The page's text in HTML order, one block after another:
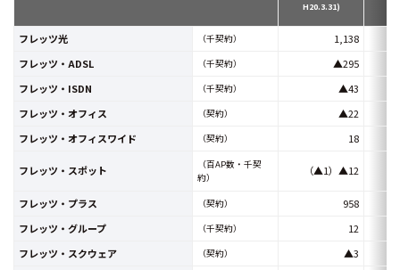
H20.3.31)
フレッツ光 （千契約）
1,138
フレッツ・ADSL
（千契約）
▲295
フレッツ・ISDN
（千契約）
▲43
フレッツ・オフィス
（契約）
▲22
フレッツ・オフィスワイド
（契約） 18
フレッツ・スポット
（百AP数・千契
約）
（▲1）▲12
フレッツ・プラス （契約）
958
フレッツ・グループ
（千契約）
12
フレッツ・スクウェア
（契約）
▲3